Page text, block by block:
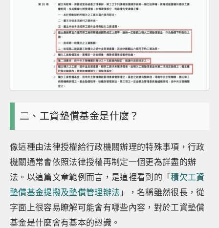
二、工資墊償基金是什麼？
像這種由法律授權給行政機關辦理的特殊事項，行政
機關通常會依照法律授權再制定一個更為詳盡的辦
法。以這篇文章範例而言，是這裡看到的「積欠工資
墊償基金提撥及墊償管理辦法 」，名稱雖然很長，從
字面上很容易瞭解可能會有哪些內容，對於工資墊償
基金是什麼會有基本的認識。